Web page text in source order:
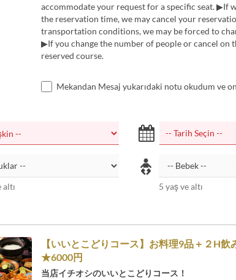
accommodate your request for a specific seat. ▶If
the reservation time, we may cancel your
transportation conditions, we may be forced to
▶If you change the number of people or cancel on
reserved course.
Mekandan Mesaj yukarıdaki notu okudum ve
altı 5 yaş ve altı
【いいとこどりコース】お料理9品＋２H
★6000円
当店イチオシのいいとこどりコース！